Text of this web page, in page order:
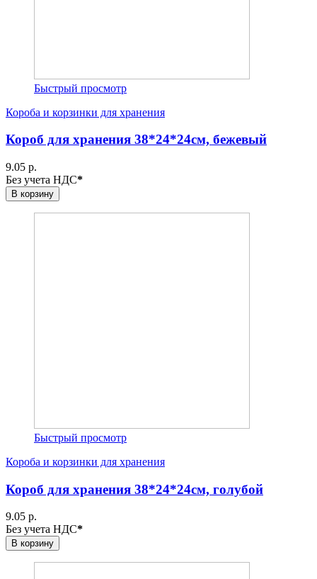
Быстрый просмотр
Короба и корзинки для хранения
Короб для хранения 38*24*24см, бежевый
9.05 р.
Без учета НДС*
В корзину
Быстрый просмотр
Короба и корзинки для хранения
Короб для хранения 38*24*24см, голубой
9.05 р.
Без учета НДС*
В корзину